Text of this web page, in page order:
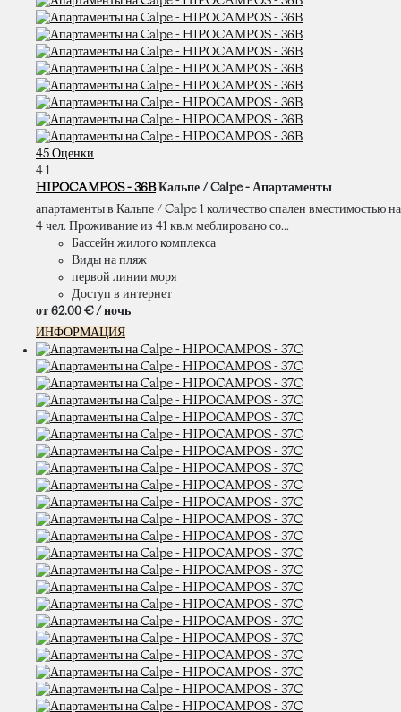
45 Оценки
4 1
HIPOCAMPOS - 36B Кальпе / Calpe - Апартаменты
апартаменты в Кальпе / Calpe 1 количество спален вместимостью на
4 чел. Проживание из 41 кв.м меблировано со...
Бассейн жилого комплекса
Виды на пляж
первой линии моря
Доступ в интернет
от 62.00 € / ночь
ИНФОРМАЦИЯ